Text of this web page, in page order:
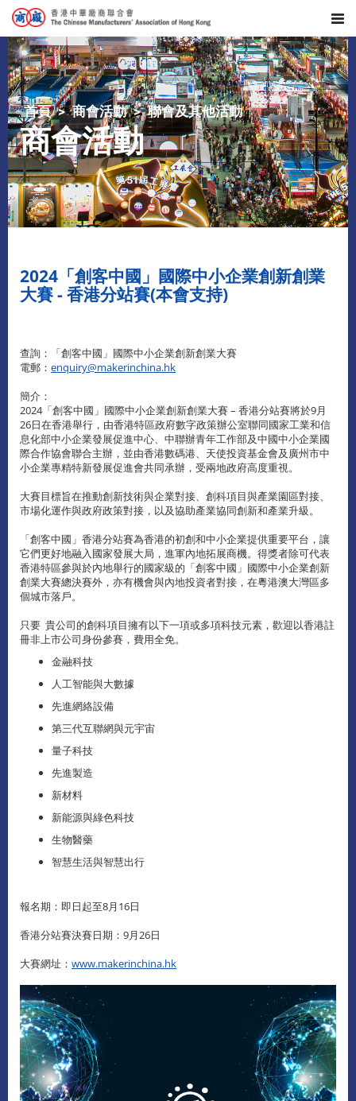
首頁 商會活動 聯會及其他活動
商會活動
2024「創客中國」國際中小企業創新創業
大賽 - 香港分站賽(本會支持)
查詢：「創客中國」國際中小企業創新創業大賽
電郵： enquiry@makerinchina.hk
簡介：
2024「創客中國」國際中小企業創新創業大賽 – 香港分站賽將於9月
26日在香港舉行，由香港特區政府數字政策辦公室聯同國家工業和信
息化部中小企業發展促進中心、中聯辦青年工作部及中國中小企業國
際合作協會聯合主辦，並由香港數碼港、天使投資基金會及廣州市中
小企業專精特新發展促進會共同承辦，受兩地政府高度重視。
大賽目標旨在推動創新技術與企業對接、創科項目與產業園區對接、
市場化運作與政府政策對接，以及協助產業協同創新和產業升級。
「創客中國」香港分站賽為香港的初創和中小企業提供重要平台，讓
它們更好地融入國家發展大局，進軍內地拓展商機。得獎者除可代表
香港特區參與於內地舉行的國家級的「創客中國」國際中小企業創新
創業大賽總決賽外，亦有機會與內地投資者對接，在粵港澳大灣區多
個城市落戶。
只要 貴公司的創科項目擁有以下一項或多項科技元素，歡迎以香港註
冊非上市公司身份參賽，費用全免。
金融科技
人工智能與大數據
先進網絡設備
第三代互聯網與元宇宙
量子科技
先進製造
新材料
新能源與綠色科技
生物醫藥
智慧生活與智慧出行
報名期：即日起至8月16日
香港分站賽決賽日期：9月26日
大賽網址： www.makerinchina.hk